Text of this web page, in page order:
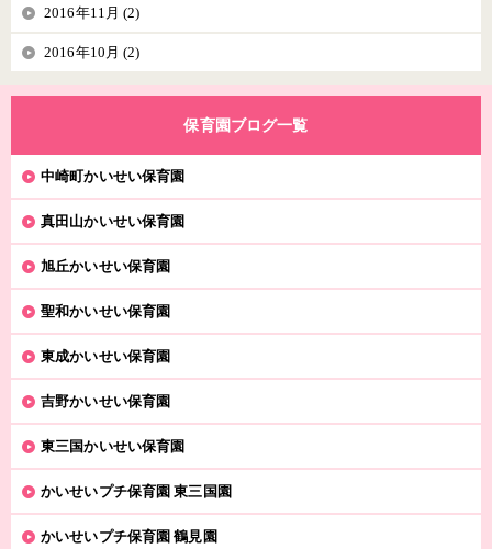
2016年11月 (2)
2016年10月 (2)
保育園ブログ一覧
中崎町かいせい保育園
真田山かいせい保育園
旭丘かいせい保育園
聖和かいせい保育園
東成かいせい保育園
吉野かいせい保育園
東三国かいせい保育園
かいせいプチ保育園 東三国園
かいせいプチ保育園 鶴見園